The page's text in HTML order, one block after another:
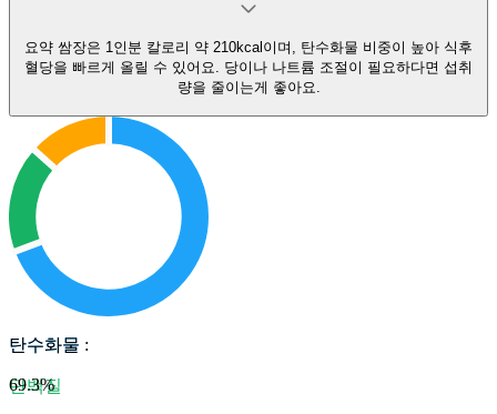
요약 쌈장은 1인분 칼로리 약 210kcal이며, 탄수화물 비중이 높아 식후
혈당을 빠르게 올릴 수 있어요. 당이나 나트륨 조절이 필요하다면 섭취
량을 줄이는게 좋아요.
탄수화물
단백질
탄수화물 :
69.3%